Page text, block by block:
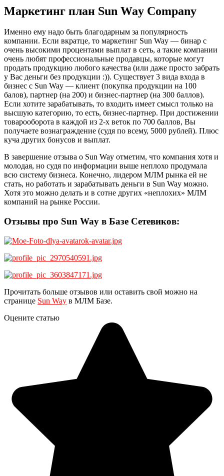
Маркетинг план Sun Way Company
Именно ему надо быть благодарным за популярность
компании. Если вкратце, то маркетинг Sun Way — бинар с
очень высокими процентами выплат в сеть, а такие компании
очень любят профессиональные продавцы, которые могут
продать продукцию любого качества (или даже просто забрать
у Вас деньги без продукции :)). Существует 3 вида входа в
бизнес с Sun Way — клиент (покупка продукции на 100
балов), партнер (на 200) и бизнес-партнер (на 300 баллов).
Если хотите зарабатывать, то входить имеет смысл только на
высшую категорию, то есть, бизнес-партнер. При достижении
товарооборота в каждой из 2-х веток по 700 баллов, Вы
получаете вознаграждение (судя по всему, 5000 рублей). Плюс
куча других бонусов и выплат.
В завершение отзыва о Sun Way отметим, что компания хотя и
молодая, но судя по информации выше неплохо продумала
всю систему бизнеса. Конечно, лидером МЛМ рынка ей не
стать, но работать и зарабатывать деньги в Sun Way можно.
Хотя это можно делать и в сотне других «неплохих» МЛМ
компаний на рынке России.
Отзывы про Sun Way в Базе Сетевиков:
Прочитать больше отзывов или оставить свой можно на
странице Sun Way в МЛМ Базе.
Оцените статью